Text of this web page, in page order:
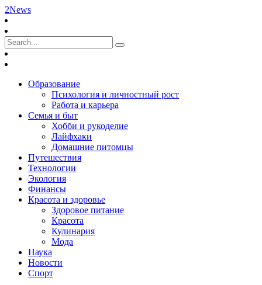
2News
Образование
Психология и личностный рост
Работа и карьера
Семья и быт
Хобби и рукоделие
Лайфхаки
Домашние питомцы
Путешествия
Технологии
Экология
Финансы
Красота и здоровье
Здоровое питание
Красота
Кулинария
Мода
Наука
Новости
Спорт